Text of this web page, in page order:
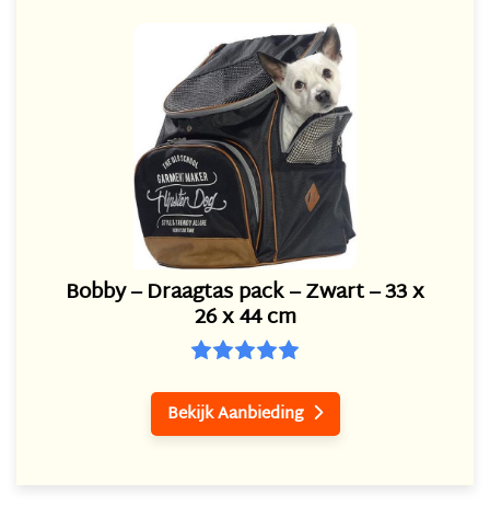
Bobby – Draagtas pack – Zwart – 33 x
26 x 44 cm
Bekijk Aanbieding 